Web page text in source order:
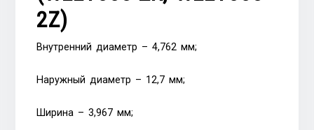
2Z)
Внутренний диаметр – 4,762 мм;
Наружный диаметр – 12,7 мм;
Ширина – 3,967 мм;